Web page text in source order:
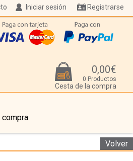
Iniciar sesión Registrarse
0,00€
0 Productos
Cesta de la compra
Volver